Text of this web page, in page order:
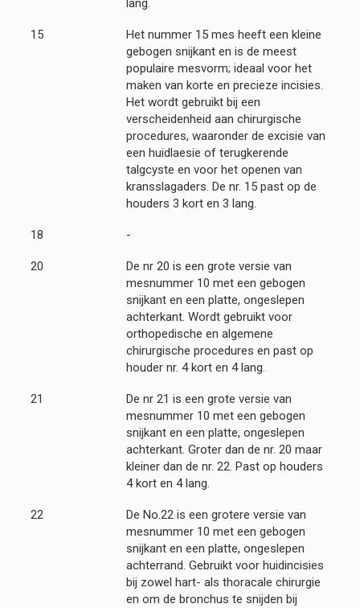
lang.
15
Het nummer 15 mes heeft een kleine
gebogen snijkant en is de meest
populaire mesvorm; ideaal voor het
maken van korte en precieze incisies.
Het wordt gebruikt bij een
verscheidenheid aan chirurgische
procedures, waaronder de excisie van
een huidlaesie of terugkerende
talgcyste en voor het openen van
kransslagaders. De nr. 15 past op de
houders 3 kort en 3 lang.
18 -
20
De nr 20 is een grote versie van
mesnummer 10 met een gebogen
snijkant en een platte, ongeslepen
achterkant. Wordt gebruikt voor
orthopedische en algemene
chirurgische procedures en past op
houder nr. 4 kort en 4 lang.
21
De nr 21 is een grote versie van
mesnummer 10 met een gebogen
snijkant en een platte, ongeslepen
achterkant. Groter dan de nr. 20 maar
kleiner dan de nr. 22. Past op houders
4 kort en 4 lang.
22
De No.22 is een grotere versie van
mesnummer 10 met een gebogen
snijkant en een platte, ongeslepen
achterrand. Gebruikt voor huidincisies
bij zowel hart- als thoracale chirurgie
en om de bronchus te snijden bij